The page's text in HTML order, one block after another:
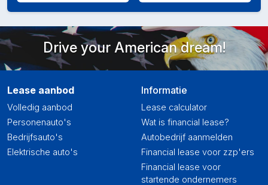
Drive your American dream!
Lease aanbod
Volledig aanbod
Personenauto's
Bedrijfsauto's
Elektrische auto's
Informatie
Lease calculator
Wat is financial lease?
Autobedrijf aanmelden
Financial lease voor zzp'ers
Financial lease voor
startende ondernemers